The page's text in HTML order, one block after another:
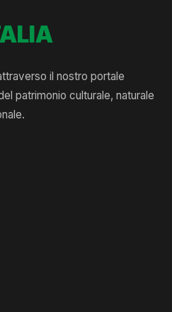
il nostro portale
patrimonio culturale, naturale